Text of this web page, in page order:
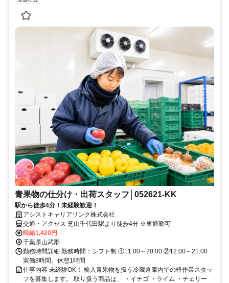
青果物の仕分け・出荷スタッフ│052621-KK
駅から徒歩4分！未経験歓迎！
アシストキャリアリンク株式会社
交通・アクセス 芝山千代田駅より徒歩4分 ※車通勤可
時給1,420円
千葉県山武郡
勤務時間詳細 勤務時間：シフト制 ①11:00～20:00 ②12:00～21:00
実働8時間、休憩1時間
仕事内容 未経験OK！ 輸入青果物を扱う冷蔵倉庫内での軽作業スタッ
フを募集します。 取り扱う商品は、 ・イチゴ ・ライム ・チェリー